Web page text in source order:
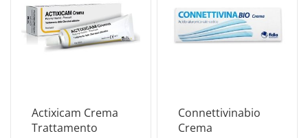
Actixicam Crema
Trattamento
Connettivinabio
Crema